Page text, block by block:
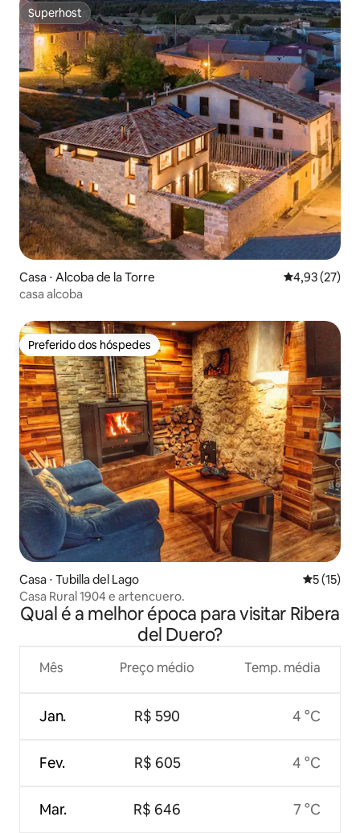
Superhost
Superhost
Casa ⋅ Alcoba de la Torre 4,93 de uma
4,93 (27)
casa alcoba
Preferido dos hóspedes
Preferido dos hóspedes
Casa ⋅ Tubilla del Lago 5 de uma
5 (15)
Casa Rural 1904 e artencuero.
Qual é a melhor época para visitar Ribera
del Duero?
Mês
Jan.
Fev.
Mar.
Preço médio
R$ 590
R$ 605
R$ 646
Temp. média
4 °C
4 °C
7 °C